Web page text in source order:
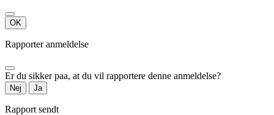
OK
Rapporter anmeldelse
Er du sikker paa, at du vil rapportere denne anmeldelse?
Nej Ja
Rapport sendt